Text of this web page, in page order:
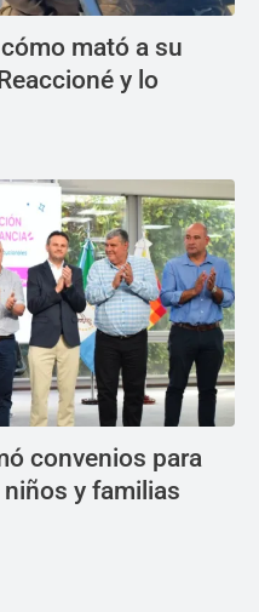
mató a su
y lo
convenios para
y familias